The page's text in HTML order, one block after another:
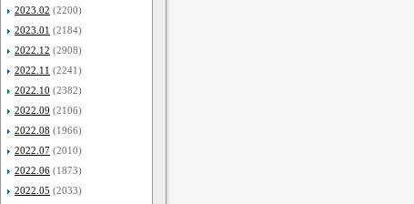
2023.02 (2200)
2023.01 (2184)
2022.12 (2908)
2022.11 (2241)
2022.10 (2382)
2022.09 (2106)
2022.08 (1966)
2022.07 (2010)
2022.06 (1873)
2022.05 (2033)